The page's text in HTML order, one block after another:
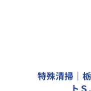
特殊清掃｜
ト